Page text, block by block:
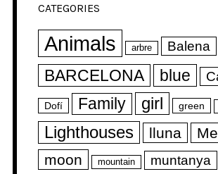
CATEGORIES
Animals arbre Balena
BARCELONA blue
Dofí Family girl green
Lighthouses lluna
moon
mountain muntanya